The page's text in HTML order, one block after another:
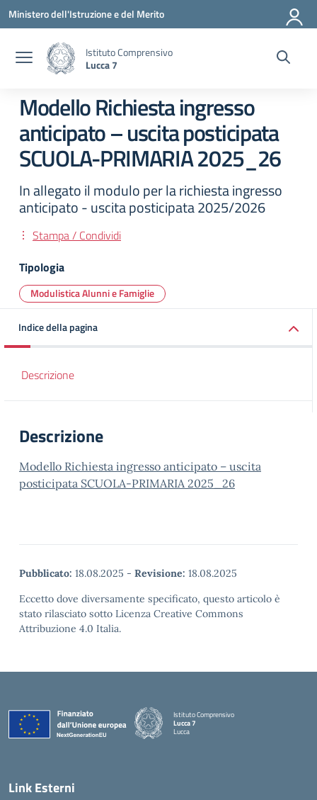
Vai ai contenuti
Vai al menu di navigazione
Vai al footer
Ministero dell'Istruzione e del Merito
Istituto Comprensivo
Lucca 7
Modello Richiesta ingresso
anticipato – uscita posticipata
SCUOLA-PRIMARIA 2025_26
In allegato il modulo per la richiesta ingresso
anticipato - uscita posticipata 2025/2026
Stampa / Condividi
Tipologia
Modulistica Alunni e Famiglie
Indice della pagina
Descrizione
Descrizione
Modello Richiesta ingresso anticipato – uscita
posticipata SCUOLA-PRIMARIA 2025_26
Pubblicato: 18.08.2025 - Revisione: 18.08.2025
Eccetto dove diversamente specificato, questo articolo è
stato rilasciato sotto Licenza Creative Commons
Attribuzione 4.0 Italia.
Istituto Comprensivo
Lucca 7
Lucca
Link Esterni